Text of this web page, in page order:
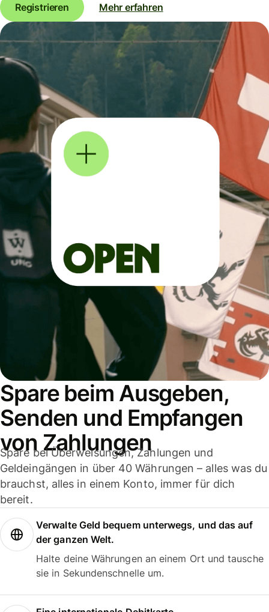
Registrieren Mehr erfahren
Spare beim Ausgeben,
Senden und Empfangen
von Zahlungen
Spare bei Überweisungen, Zahlungen und
Geldeingängen in über 40 Währungen – alles was du
brauchst, alles in einem Konto, immer für dich
bereit.
Verwalte Geld bequem unterwegs, und das auf
der ganzen Welt.
Halte deine Währungen an einem Ort und tausche
sie in Sekundenschnelle um.